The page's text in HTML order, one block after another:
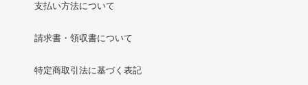
支払い方法について
請求書・領収書について
特定商取引法に基づく表記